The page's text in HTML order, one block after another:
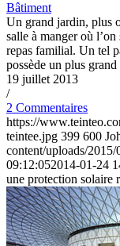
Bâtiment
Un grand jardin, plus
salle à manger où l’on
repas familial. Un tel
possède un plus
19 juillet 2013
/
2 Commentaires
https://
teintee.jpg 399 600
content/uploads/
09:12:052014-01-24
une protection solaire